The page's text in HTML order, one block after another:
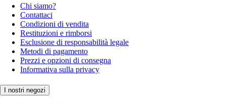
Chi siamo?
Contattaci
Condizioni di vendita
Restituzioni e rimborsi
Esclusione di responsabilità legale
Metodi di pagamento
Prezzi e opzioni di consegna
Informativa sulla privacy
I nostri negozi